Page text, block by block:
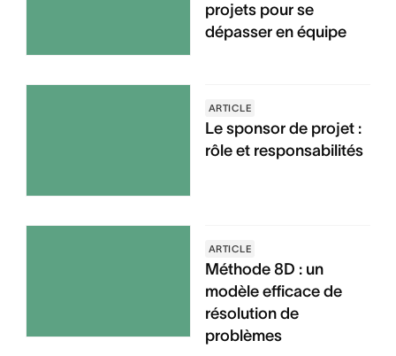
projets pour se
dépasser en équipe
ARTICLE
Le sponsor de projet :
rôle et responsabilités
ARTICLE
Méthode 8D : un
modèle efficace de
résolution de
problèmes